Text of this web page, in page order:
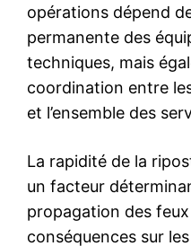
Formules d’abonnement
Mon compte
Related
Guerre contre l’Iran : un